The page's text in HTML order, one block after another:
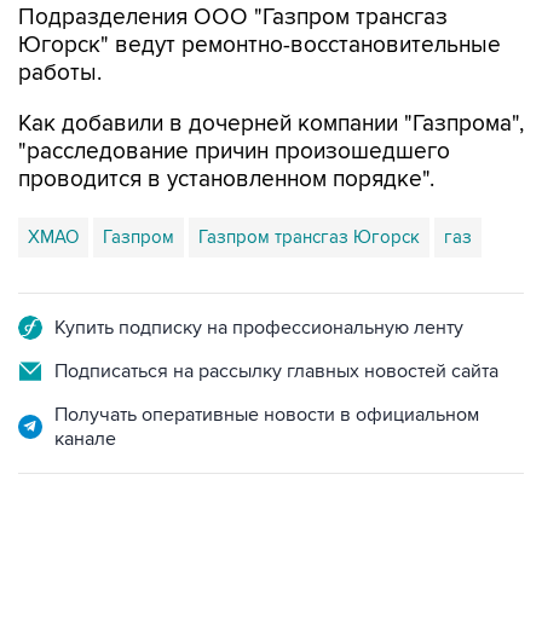
Подразделения ООО "Газпром трансгаз
Югорск" ведут ремонтно-восстановительные
работы.
Как добавили в дочерней компании "Газпрома",
"расследование причин произошедшего
проводится в установленном порядке".
ХМАО Газпром Газпром трансгаз Югорск газ
Купить подписку на профессиональную ленту
Подписаться на рассылку главных новостей сайта
Получать оперативные новости в официальном
канале